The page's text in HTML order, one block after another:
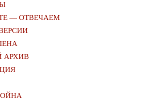
— ОТВЕЧАЕМ
АРХИВ